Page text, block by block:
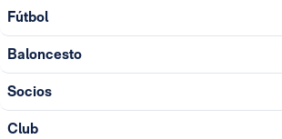
Fútbol
Baloncesto
Socios
Club